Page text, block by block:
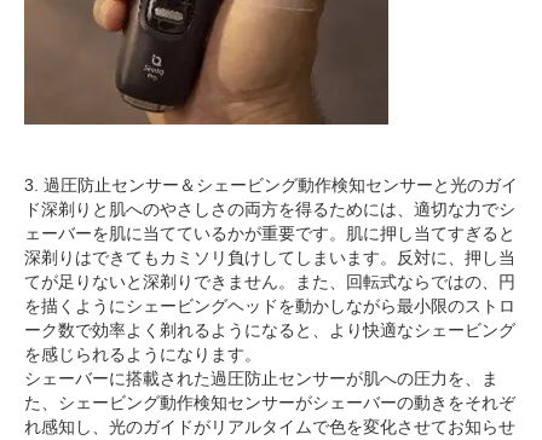
3. 過圧防止センサー＆シェービング動作検知センサーと光のガイ
ド深剃りと肌へのやさしさの両方を得るためには、適切な力でシ
ェーバーを肌に当てているかが重要です。肌に押し当てすぎると
深剃りはできてもカミソリ負けしてしまいます。反対に、押し当
てが足りないと深剃りできません。また、回転式ならではの、円
を描くようにシェービングヘッドを動かしながら最小限のストロ
ーク数で効率よく剃れるようになると、より快適なシェービング
を感じられるようになります。
シェーバーに搭載された過圧防止センサーが肌への圧力を、ま
た、シェービング動作検知センサーがシェーバーの動きをそれぞ
れ感知し、光のガイドがリアルタイムで色を変化させてお知らせ